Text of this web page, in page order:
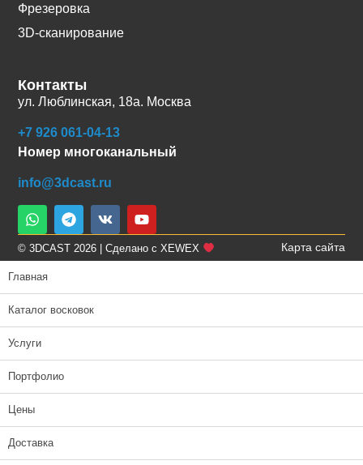
Фрезеровка
3D-сканирование
Контакты
ул. Люблинская, 18а. Москва
+7 926 061-04-13
Номер многоканальный
info@3dcast.ru
© 3DCAST 2026 | Сделано с XEWEX Карта сайта
Главная
Каталог восковок
Услуги
Портфолио
Цены
Доставка